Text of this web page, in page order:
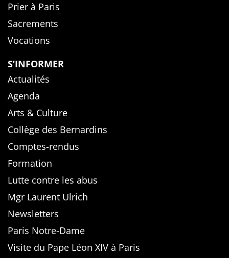
Prier à Paris
Sacrements
Vocations
S’INFORMER
Actualités
Agenda
Arts & Culture
Collège des Bernardins
Comptes-rendus
Formation
Lutte contre les abus
Mgr Laurent Ulrich
Newsletters
Paris Notre-Dame
Visite du Pape Léon XIV à Paris